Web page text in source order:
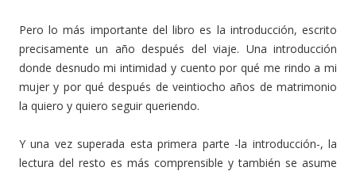
Pero lo más importante del libro es la introducción, escrito
precisamente un año después del viaje. Una introducción
donde desnudo mi intimidad y cuento por qué me rindo a mi
mujer y por qué después de veintiocho años de matrimonio
la quiero y quiero seguir queriendo.
Y una vez superada esta primera parte -la introducción-, la
lectura del resto es más comprensible y también se asume